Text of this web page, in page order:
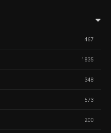
467
1835
348
573
200